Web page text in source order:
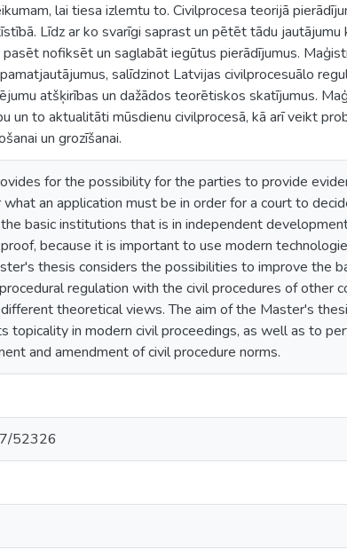
lai tiesa izlemtu to. Civilprocesa teorijā
Līdz ar ko svarīgi saprast un pētēt tādu
nofiksēt un saglabāt iegūtus pierādījumus.
salīdzinot Latvijas civilprocesuālo
atšķirības un dažādos teorētiskos skatījumus.
un to aktualitāti mūsdienu civilprocesā, kā arī veikt
un grozīšanai.
for the possibility for the parties to provide
an application must be in order for a court to
basic institutions that is in independent
because it is important to use modern
thesis considers the possibilities to improve the
regulation with the civil procedures of other
theoretical views. The aim of the Master's
topicality in modern civil proceedings, as well as to
and amendment of civil procedure norms.
52326